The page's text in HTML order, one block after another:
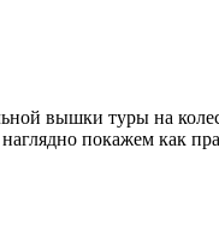
вышки туры на
покажем как